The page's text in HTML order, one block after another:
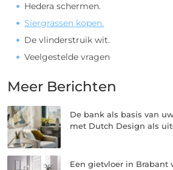
Hedera schermen.
Siergrassen kopen.
De vlinderstruik wit.
Veelgestelde vragen
Meer Berichten
De bank als basis van
met Dutch Design als
Een gietvloer in Brabant